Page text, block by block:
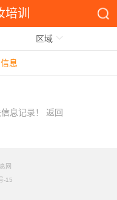
训
区域
息
息记录！ 返回
网
-15